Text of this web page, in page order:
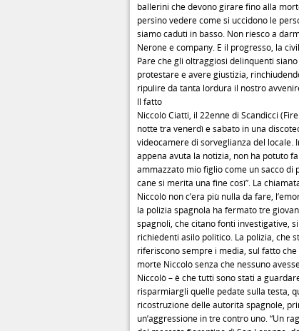
ballerini che devono girare fino alla
persino vedere come si uccidono le
siamo caduti in basso. Non riesco a
Nerone e company. E il progresso, la
Pare che gli oltraggiosi delinquenti
protestare e avere giustizia,
ripulire da tanta lordura il nostro
Il fatto
Niccolò Ciatti, il 22enne di Scandicci
notte tra venerdì e sabato in una
videocamere di sorveglianza del locale.
appena avuta la notizia, non ha potuto
ammazzato mio figlio come un sacco di
cane si merita una fine così”. La
Niccolò non c’era più nulla da fare,
la polizia spagnola ha fermato tre
spagnoli, che citano fonti investigative,
richiedenti asilo politico. La polizia, che
riferiscono sempre i media, sul fatto
morte Niccolò senza che nessuno
Niccolò – è che tutti sono stati a
risparmiargli quelle pedate sulla testa,
ricostruzione delle autorità spagnole,
un’aggressione in tre contro uno. “Un